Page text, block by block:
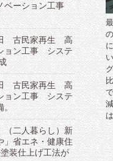
ベーション工事
古民家再生 高
ョン工事 システ
古民家再生 高
ョン工事 システ
。
二人暮らし）新
」省エネ・健康住
装仕上げ工法が